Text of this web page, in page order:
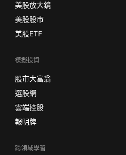
美股放大鏡
美股股市
美股ETF
模擬投資
股市大富翁
選股網
雲端控股
報明牌
跨領域學習